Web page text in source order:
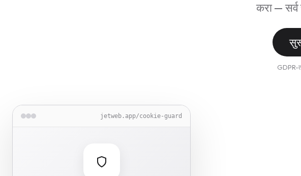
करा —
GDPR-
jetweb.app/image-optimizer
jetweb.app/translate
jetweb.app/cookie-guardjetweb.app/live-chat
jetweb.app/backup